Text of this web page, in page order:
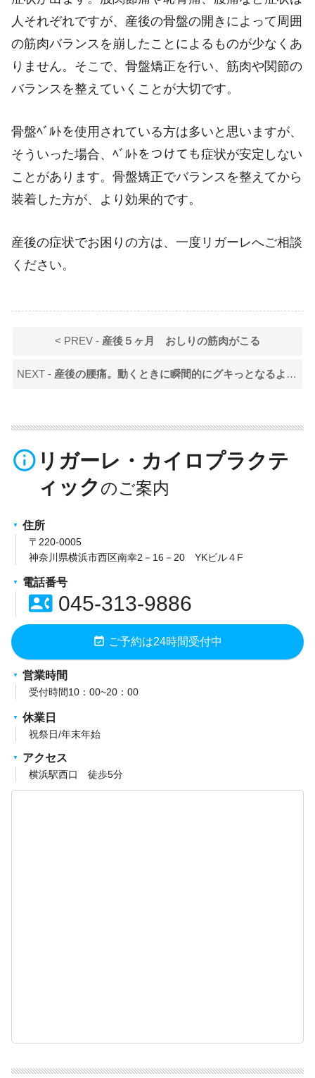
人それぞれですが、産後の骨盤の開きによって周囲
の筋肉バランスを崩したことによるものが少なくあ
りません。そこで、骨盤矯正を行い、筋肉や関節の
バランスを整えていくことが大切です。
骨盤ﾍﾞﾙﾄを使用されている方は多いと思いますが、
そういった場合、ﾍﾞﾙﾄをつけても症状が安定しない
ことがあります。骨盤矯正でバランスを整えてから
装着した方が、より効果的です。
産後の症状でお困りの方は、一度リガーレへご相談
ください。
< PREV - 産後５ヶ月 おしりの筋肉がこる
NEXT - 産後の腰痛。動くときに瞬間的にグキっとなるような痛みがある（20代女性）
info_outline リガーレ・カイロプラクテ
ィック
住所
〒220-0005
神奈川県横浜市西区南幸2－16－20 YKビル４F
電話番号
contact_phone045-313-9886
event_available ご予約は24時間受付中
営業時間
受付時間10：00~20：00
休業日
祝祭日/年末年始
アクセス
横浜駅西口 徒歩5分